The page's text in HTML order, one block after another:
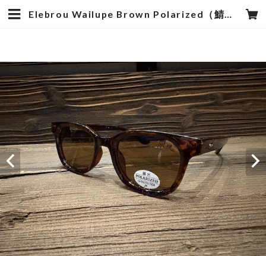
Elebrou Wailupe Brown Polarized（鯖江産偏光レンズ） | hotstyle TOYOOKA